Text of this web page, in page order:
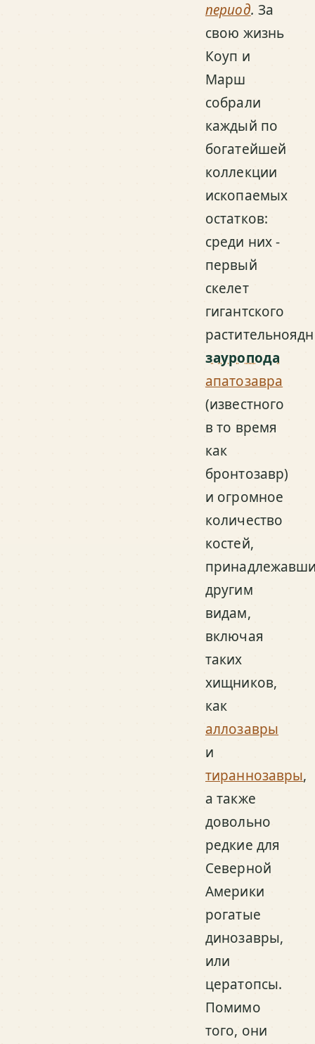
период. За
свою жизнь
Коуп и
Марш
собрали
каждый по
богатейшей
коллекции
ископаемых
остатков:
среди них -
первый
скелет
гигантского
зауропода
апатозавра
(известного
в то время
как
бронтозавр)
и огромное
количество
костей,
другим
видам,
включая
таких
хищников,
как
аллозавры
и
тираннозавры,
а также
довольно
редкие для
Северной
Америки
рогатые
динозавры,
или
цератопсы.
Помимо
того, они